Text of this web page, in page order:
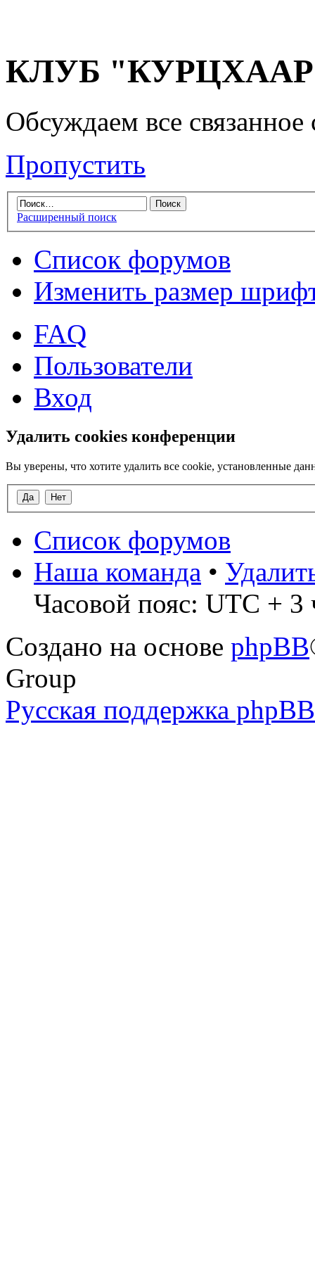
КЛУБ "КУРЦХААР"
Обсуждаем все
Пропустить
Расширенный поиск
Список форумов
Изменить размер
FAQ
Пользователи
Вход
Удалить cookies конференции
Вы уверены, что хотите удалить все cookie, установленные
Список форумов
Наша команда •
Часовой пояс: UTC + 3
Создано на основе phpBB
Group
Русская поддержка phpBB